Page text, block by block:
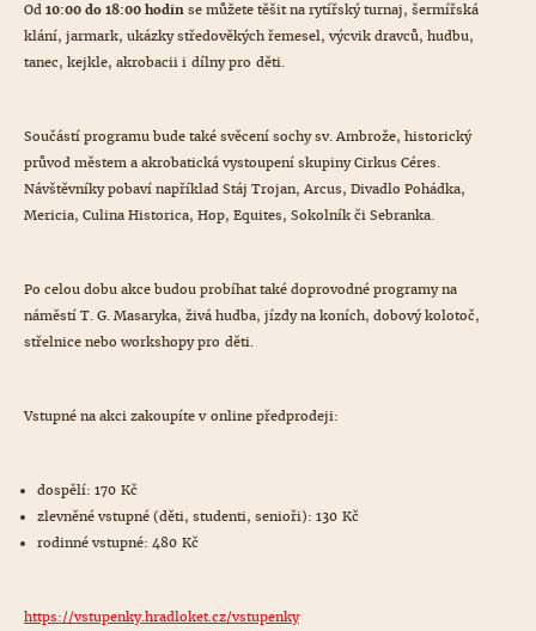
Od 10:00 do 18:00 hodin se můžete těšit na rytířský turnaj, šermířská
klání, jarmark, ukázky středověkých řemesel, výcvik dravců, hudbu,
tanec, kejkle, akrobacii i dílny pro děti.
Součástí programu bude také svěcení sochy sv. Ambrože, historický
průvod městem a akrobatická vystoupení skupiny Cirkus Céres.
Návštěvníky pobaví například Stáj Trojan, Arcus, Divadlo Pohádka,
Mericia, Culina Historica, Hop, Equites, Sokolník či Sebranka.
Po celou dobu akce budou probíhat také doprovodné programy na
náměstí T. G. Masaryka, živá hudba, jízdy na koních, dobový kolotoč,
střelnice nebo workshopy pro děti.
Vstupné na akci zakoupíte v online předprodeji:
dospělí: 170 Kč
zlevněné vstupné (děti, studenti, senioři): 130 Kč
rodinné vstupné: 480 Kč
https://vstupenky.hradloket.cz/vstupenky